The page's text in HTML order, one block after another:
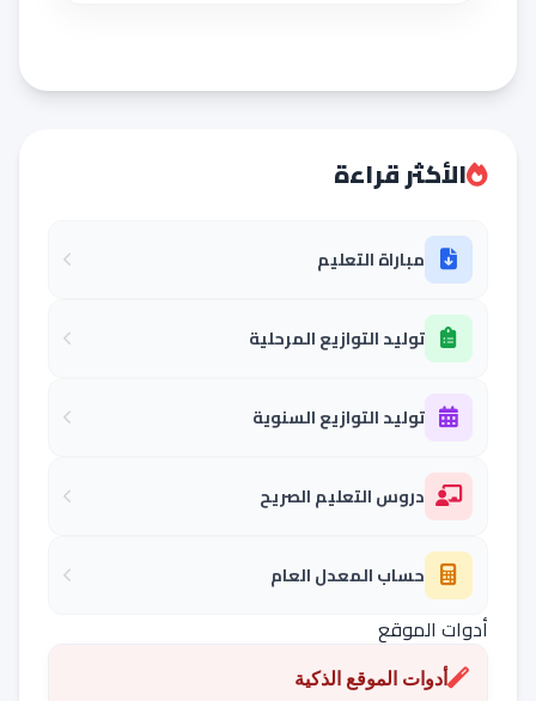
الأكثر قراءة
مباراة التعليم
توليد التوازيع المرحلية
توليد التوازيع السنوية
دروس التعليم الصريح
حساب المعدل العام
أدوات الموقع
أدوات الموقع الذكية